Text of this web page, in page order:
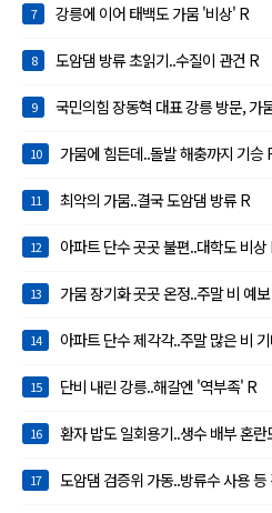
7 강릉에 이어 태백도 가뭄 '비상' R
8 도암댐 방류 초읽기..수질이 관건 R
9 국민의힘 장동혁 대표 강릉 방문, 가
10 가뭄에 힘든데..돌발 해충까지 기승
11 최악의 가뭄..결국 도암댐 방류 R
12 아파트 단수 곳곳 불편..대학도 비상
13 가뭄 장기화 곳곳 온정..주말 비 예
14 아파트 단수 제각각..주말 많은 비
15 단비 내린 강릉..해갈엔 '역부족' R
16 환자 밥도 일회용기..생수 배부 혼란
17 도암댐 검증위 가동..방류수 사용 등